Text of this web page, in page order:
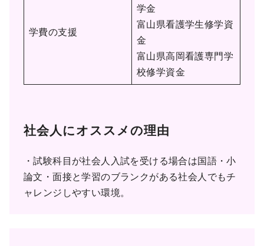
学費の支援
学金
富山県看護学生修学資
金
富山県高岡看護専門学
校修学資金
社会人にオススメの理由
・試験科目が社会人入試を受ける場合は国語・小
論文・面接と学習のブランクがある社会人でもチ
ャレンジしやすい環境。